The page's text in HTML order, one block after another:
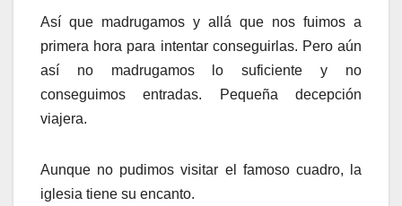
Así que madrugamos y allá que nos fuimos a
primera hora para intentar conseguirlas. Pero aún
así no madrugamos lo suficiente y no
conseguimos entradas. Pequeña decepción
viajera.
Aunque no pudimos visitar el famoso cuadro, la
iglesia tiene su encanto.